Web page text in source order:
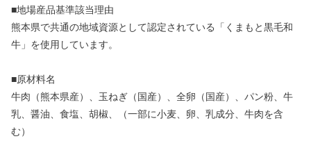
■地場産品基準該当理由
熊本県で共通の地域資源として認定されている「くまもと黒毛和
牛」を使用しています。
■原材料名
牛肉（熊本県産）、玉ねぎ（国産）、全卵（国産）、パン粉、牛
乳、醤油、食塩、胡椒、（一部に小麦、卵、乳成分、牛肉を含
む）